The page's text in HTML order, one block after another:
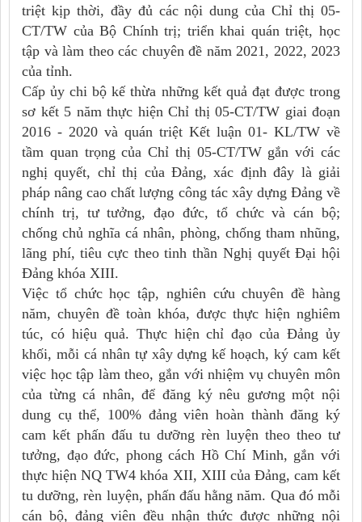
triệt kịp thời, đầy đủ các nội dung của Chỉ thị 05-
CT/TW của Bộ Chính trị; triển khai quán triệt, học
tập và làm theo các chuyên đề năm 2021, 2022, 2023
của tỉnh.
Cấp ủy chi bộ kế thừa những kết quả đạt được trong
sơ kết 5 năm thực hiện Chỉ thị 05-CT/TW giai đoạn
2016 - 2020 và quán triệt Kết luận 01- KL/TW về
tầm quan trọng của Chỉ thị 05-CT/TW gắn với các
nghị quyết, chỉ thị của Đảng, xác định đây là giải
pháp nâng cao chất lượng công tác xây dựng Đảng về
chính trị, tư tưởng, đạo đức, tổ chức và cán bộ;
chống chủ nghĩa cá nhân, phòng, chống tham nhũng,
lãng phí, tiêu cực theo tinh thần Nghị quyết Đại hội
Đảng khóa XIII.
Việc tổ chức học tập, nghiên cứu chuyên đề hàng
năm, chuyên đề toàn khóa, được thực hiện nghiêm
túc, có hiệu quả. Thực hiện chỉ đạo của Đảng ủy
khối, mỗi cá nhân tự xây dựng kế hoạch, ký cam kết
việc học tập làm theo, gắn với nhiệm vụ chuyên môn
của từng cá nhân, để đăng ký nêu gương một nội
dung cụ thể, 100% đảng viên hoàn thành đăng ký
cam kết phấn đấu tu dưỡng rèn luyện theo theo tư
tưởng, đạo đức, phong cách Hồ Chí Minh, gắn với
thực hiện NQ TW4 khóa XII, XIII của Đảng, cam kết
tu dưỡng, rèn luyện, phấn đấu hằng năm. Qua đó mỗi
cán bộ, đảng viên đều nhận thức được những nội